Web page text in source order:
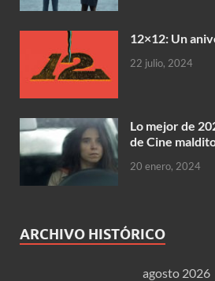
12×12: Un
22 julio, 2024
Lo mejor de
de Cine
20 enero, 2024
ARCHIVO HISTÓRICO
agosto 2026